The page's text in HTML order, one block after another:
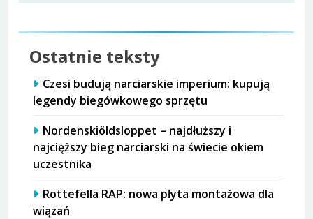
Ostatnie teksty
Czesi budują narciarskie imperium: kupują
legendy biegówkowego sprzętu
Nordenskiöldsloppet – najdłuższy i
najcięższy bieg narciarski na świecie okiem
uczestnika
Rottefella RAP: nowa płyta montażowa dla
wiązań